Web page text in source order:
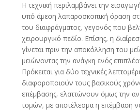
Η τεχνική περιλαμβάνει την
υπό άμεση λαπαροσκοπική όραση
του διαφράγματος, γεγονός που
χειρουργικό πεδίο. Επίσης, η
γίνεται πριν την αποκόλληση του
μειώνοντας την ανάγκη ενός
Πρόκειται για δύο τεχνικές
διαφοροποιούν τους βασικούς
επέμβασης, ελαττώνουν όμως την
τομών, με αποτέλεσμα η επέμβαση